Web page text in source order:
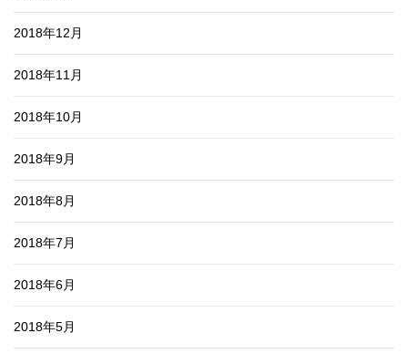
2018年12月
2018年11月
2018年10月
2018年9月
2018年8月
2018年7月
2018年6月
2018年5月